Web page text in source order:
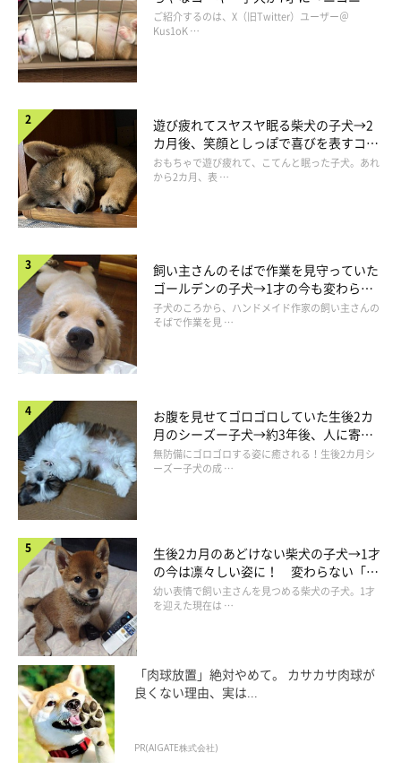
お手とおすわり🐕オヤツありver.
— もふもふパラダイス (@mofmof_kon)April 27, 2023
そんなこんちゃんについて、飼い主さんに詳しくお話を聞きまし
普段から態度の違いがわかりやすい
コ“コーギースマイル”が魅力のコに成
長！
ご紹介するのは、X（旧Twitter）ユーザー＠
Kus1oK …
遊び疲れてスヤスヤ眠る柴犬の子犬→2
カ月後、笑顔としっぽで喜びを表すコに
成長！
おもちゃで遊び疲れて、こてんと眠った子犬。あれ
から2カ月、表 …
飼い主さんのそばで作業を見守っていた
ゴールデンの子犬→1才の今も変わらな
い“見守り隊”の姿にほっこり
子犬のころから、ハンドメイド作家の飼い主さんの
そばで作業を見 …
お腹を見せてゴロゴロしていた生後2カ
月のシーズー子犬→約3年後、人に寄り
添う優しいコに成長した姿にほっこり
無防備にゴロゴロする姿に癒される！生後2カ月シ
ーズー子犬の成 …
生後2カ月のあどけない柴犬の子犬→1才
の今は凛々しい姿に！ 変わらない「く
りくりおめめ」にもほっこり
幼い表情で飼い主さんを見つめる柴犬の子犬。1才
を迎えた現在は …
「肉球放置」絶対やめて。 カサカサ肉球が
良くない理由、実は...
PR(AIGATE株式会社)